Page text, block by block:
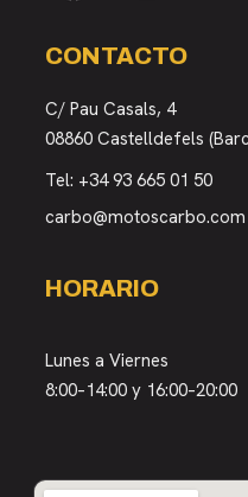
CONTACTO
C/ Pau Casals, 4
08860 Castelldefels
Tel: +34 93 665 01 50
carbo@motoscarbo.com
HORARIO
Lunes a Viernes
8:00–14:00 y 16:00–20:00